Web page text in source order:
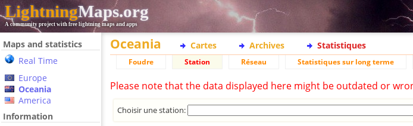
LightningMaps.org
A community project with free lightning maps and apps
Maps and statistics
Real Time
Europe
Oceania
America
Information
Oceania Cartes Archives Statistiques
Foudre Station Réseau Statistiques sur long terme
Please note that the data displayed here might be outdated or
Choisir une station: